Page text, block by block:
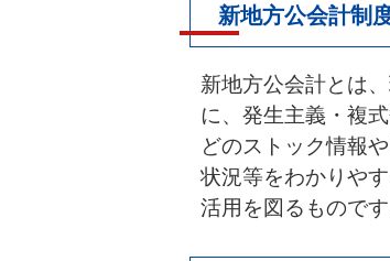
新地方公会計制
新地方公会計とは
に、発生主義・複
どのストック情報
状況等をわかりや
活用を図るものです